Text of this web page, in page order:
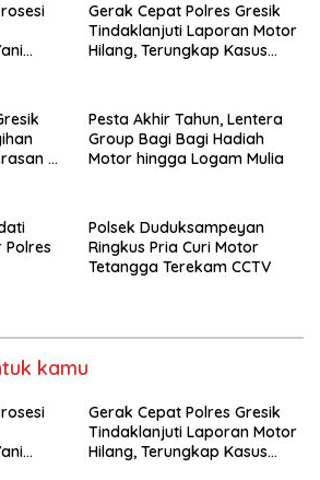
Gerak Cepat Polres Gresik
Tindaklanjuti Laporan Motor
Hilang, Terungkap Kasus
di
Pesta Akhir Tahun, Lentera
Group Bagi Bagi Hadiah
Motor hingga Logam Mulia
Polres
Polsek Duduksampeyan
Ringkus Pria Curi Motor
Tetangga Terekam CCTV
kamu
Gerak Cepat Polres Gresik
Tindaklanjuti Laporan Motor
Hilang, Terungkap Kasus